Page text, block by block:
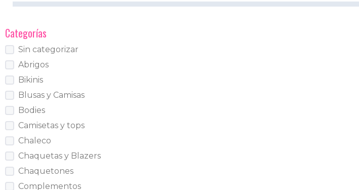
Categorías
Sin categorizar
Abrigos
Bikinis
Blusas y Camisas
Bodies
Camisetas y tops
Chaleco
Chaquetas y Blazers
Chaquetones
Complementos